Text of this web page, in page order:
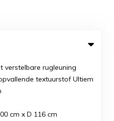
verstelbare rugleuning
textuurstof Ultiem
cm x D 116 cm